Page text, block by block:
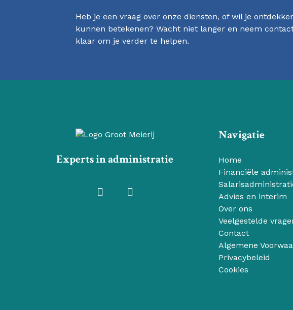
Heb je een vraag over onze diensten, of wil je
kunnen betekenen? Wacht niet langer en neem
klaar om je verder te helpen.
Experts in administratie
Navigatie
Home
Financiële
Advies en interim
Over ons
Veelgestelde
Contact
Algemene
Privacybeleid
Cookies